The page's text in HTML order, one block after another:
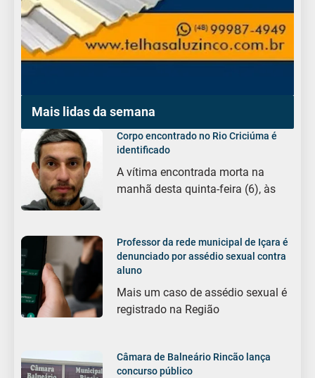
Mais lidas da semana
Corpo encontrado no Rio Criciúma é
identificado
A vítima encontrada morta na
manhã desta quinta-feira (6), às
Professor da rede municipal de Içara é
denunciado por assédio sexual contra
aluno
Mais um caso de assédio sexual é
registrado na Região
Câmara de Balneário Rincão lança
concurso público